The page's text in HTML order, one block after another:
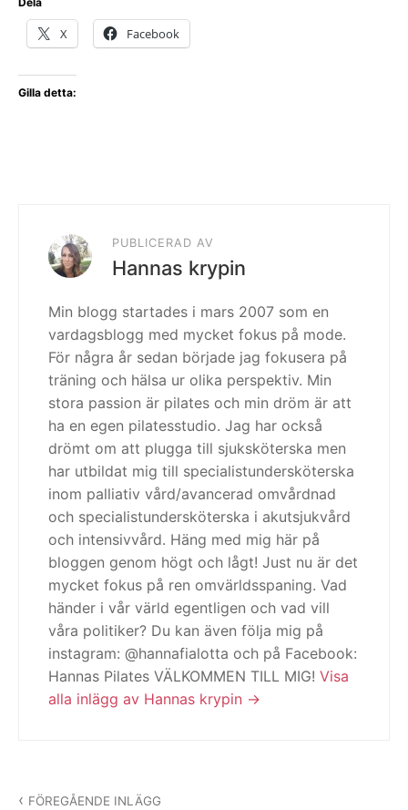
X Facebook
Gilla detta:
PUBLICERAD AV
Hannas krypin
Min blogg startades i mars 2007 som en
vardagsblogg med mycket fokus på mode.
För några år sedan började jag fokusera på
träning och hälsa ur olika perspektiv. Min
stora passion är pilates och min dröm är att
ha en egen pilatesstudio. Jag har också
drömt om att plugga till sjuksköterska men
har utbildat mig till specialistundersköterska
inom palliativ vård/avancerad omvårdnad
och specialistundersköterska i akutsjukvård
och intensivvård. Häng med mig här på
bloggen genom högt och lågt! Just nu är det
mycket fokus på ren omvärldsspaning. Vad
händer i vår värld egentligen och vad vill
våra politiker? Du kan även följa mig på
instagram: @hannafialotta och på Facebook:
Hannas Pilates VÄLKOMMEN TILL MIG! Visa
alla inlägg av Hannas krypin
FÖREGÅENDE INLÄGG